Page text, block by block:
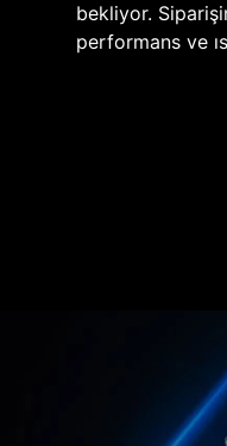
bekliyor.
performans ve